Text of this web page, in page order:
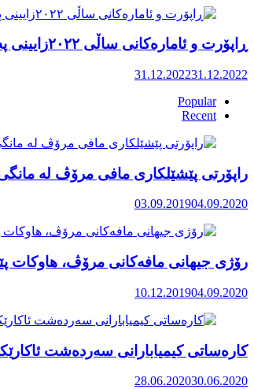
ڕاپۆرت و ئامارەکانی ساڵی ٢٠٢٢زایینی پەیوەست بە خۆکوژی منداڵان لە کوردستان
31.12.202231.12.2022
Popular
Recent
راپۆرتی پێشێلكاری مافی مرۆڤ له‌ مانگی
03.09.201904.09.2020
رۆژی جیهانی مافەکانی مرۆڤ، هاوکات
10.12.201904.09.2020
کارەساتی کیمیابارانی سەردەشت
28.06.202030.06.2020